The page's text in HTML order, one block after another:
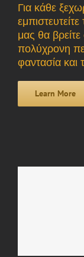
Για κάθε
μας θα
πολύχρονη
φαντασία και
Learn More